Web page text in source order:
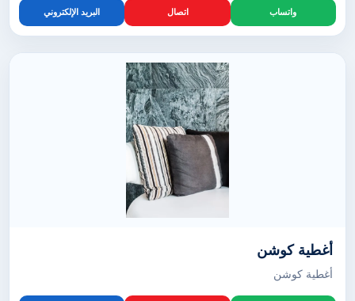
واتساب اتصال البريد الإلكتروني
أغطية كوشن
أغطية كوشن